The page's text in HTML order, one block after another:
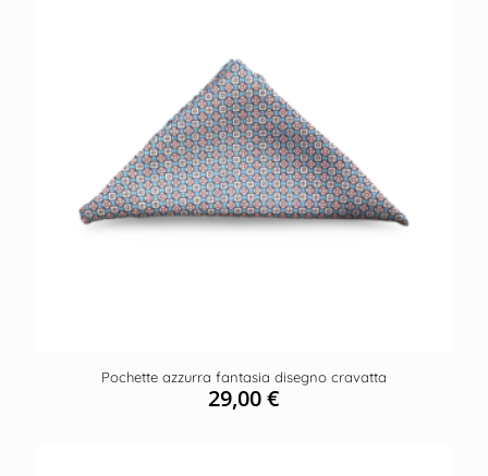
Pochette azzurra fantasia disegno cravatta
29,00€